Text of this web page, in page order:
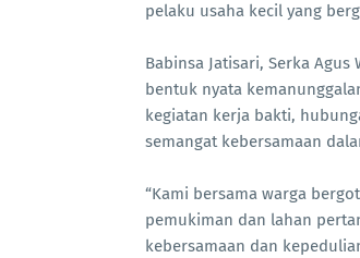
pelaku usaha kecil yang
Babinsa Jatisari, Serka
bentuk nyata
kegiatan kerja bakti,
semangat kebersamaan
“Kami bersama warga
pemukiman dan lahan
kebersamaan dan